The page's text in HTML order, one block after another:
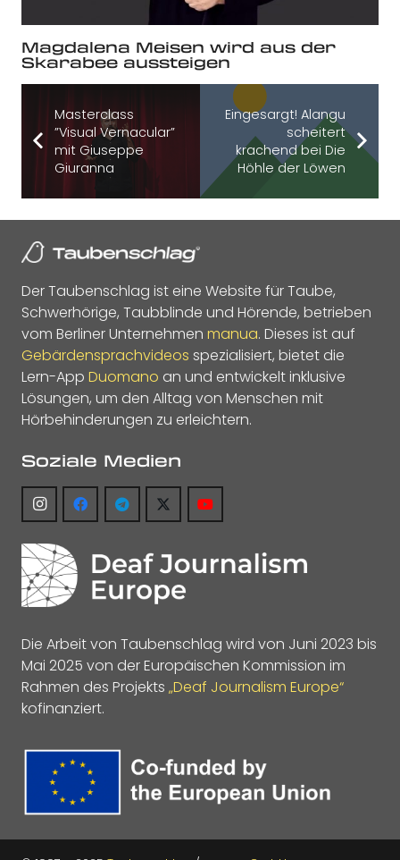
Magdalena Meisen wird aus der
Skarabee aussteigen
Masterclass
”Visual Vernacular”
mit Giuseppe
Giuranna
Eingesargt! Alangu
scheitert
krachend bei Die
Höhle der Löwen
Der Taubenschlag ist eine Website für Taube,
Schwerhörige, Taubblinde und Hörende, betrieben
vom Berliner Unternehmen manua. Dieses ist auf
Gebärdensprachvideos spezialisiert, bietet die
Lern-App Duomano an und entwickelt inklusive
Lösungen, um den Alltag von Menschen mit
Hörbehinderungen zu erleichtern.
Soziale Medien
Die Arbeit von Taubenschlag wird von Juni 2023 bis
Mai 2025 von der Europäischen Kommission im
Rahmen des Projekts „Deaf Journalism Europe“
kofinanziert.